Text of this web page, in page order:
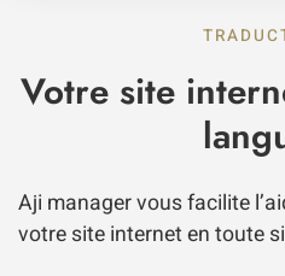
Votre site
Aji manager vous facilite
votre site internet en toute